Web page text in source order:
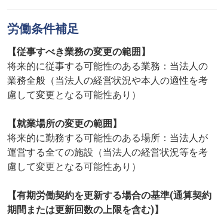
労働条件補足
【従事すべき業務の変更の範囲】
将来的に従事する可能性のある業務：当法人の
業務全般（当法人の経営状況や本人の適性を考
慮して変更となる可能性あり）
【就業場所の変更の範囲】
将来的に勤務する可能性のある場所：当法人が
運営する全ての施設（当法人の経営状況等を考
慮して変更となる可能性あり）
【有期労働契約を更新する場合の基準(通算契約
期間または更新回数の上限を含む)】